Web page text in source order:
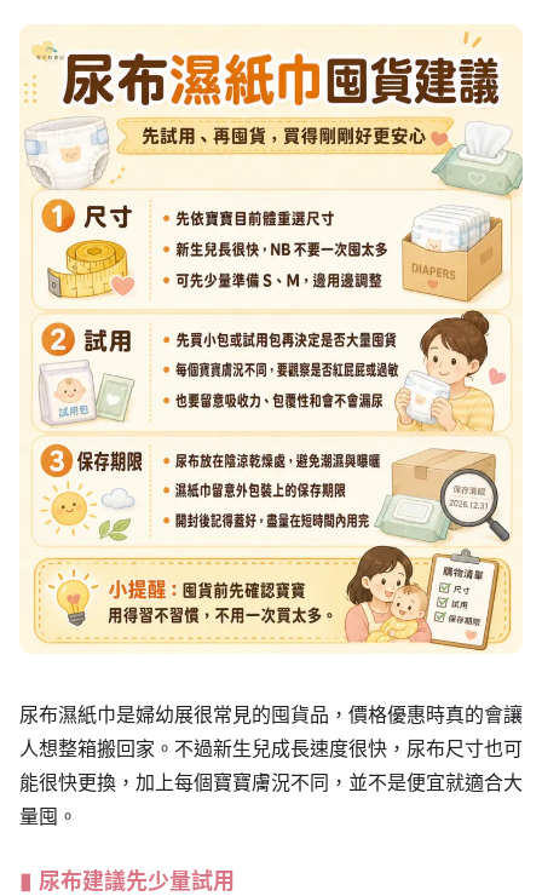
尿布濕紙巾是婦幼展很常見的囤貨品，價格優惠時真的會讓
人想整箱搬回家。不過新生兒成長速度很快，尿布尺寸也可
能很快更換，加上每個寶寶膚況不同，並不是便宜就適合大
量囤。
尿布建議先少量試用